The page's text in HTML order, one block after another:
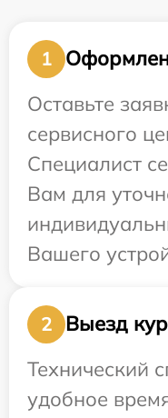
1
Оставьте
сервисного
Специалист
Вам для
Вашего
2
Выезд
Технический
удобное